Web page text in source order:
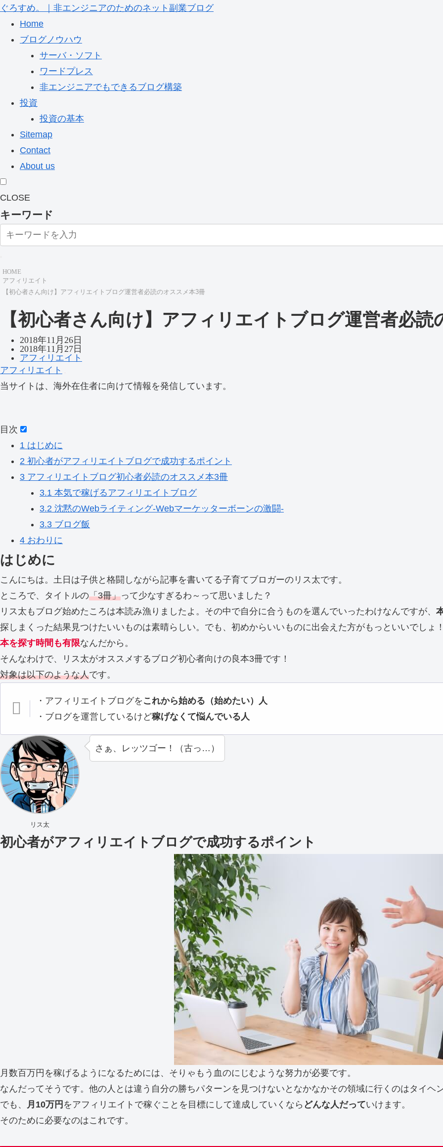
ぐろすめ。｜非エンジニアのためのネット副業ブログ
Home
ブログノウハウ
サーバ・ソフト
ワードプレス
非エンジニアでもできるブログ構築
投資
投資の基本
Sitemap
Contact
About us
CLOSE
キーワード
HOME
アフィリエイト
【初心者さん向け】アフィリエイトブログ運営者必読のオススメ本3冊
【初心者さん向け】アフィリエイトブログ運営者必
2018年11月26日
2018年11月27日
アフィリエイト
アフィリエイト
当サイトは、海外在住者に向けて情報を発信しています。
目次
1 はじめに
2 初心者がアフィリエイトブログで成功するポイント
3 アフィリエイトブログ初心者必読のオススメ本3冊
3.1 本気で稼げるアフィリエイトブログ
3.2 沈黙のWebライティング-Webマーケッターボーンの激闘-
3.3 ブログ飯
4 おわりに
はじめに
こんにちは。土日は子供と格闘しながら記事を書いてる子育てブロガーのリス太です。
ところで、タイトルの「3冊」って少なすぎるわ～って思いました？
リス太もブログ始めたころは本読み漁りましたよ。その中で自分に合うものを選んでいったわけなんですが、
探しまくった結果見つけたいいものは素晴らしい。でも、初めからいいものに出会えた方がもっといいでしょ
本を探す時間も有限なんだから。
そんなわけで、リス太がオススメするブログ初心者向けの良本3冊です！
対象は以下のような人です。
・アフィリエイトブログを これから始める（始めたい）人
・ブログを運営しているけど稼げなくて悩んでいる人
リス太
さぁ、レッツゴー！（古っ…）
初心者がアフィリエイトブログで成功するポイント
月数百万円を稼げるようになるためには、そりゃもう血のにじむような努力が必要です。
なんだってそうです。他の人とは違う自分の勝ちパターンを見つけないとなかなかその領域に行くのはタイヘ
でも、 月10万円 をアフィリエイトで稼ぐことを目標にして達成していくなら どんな人だっていけます。
そのために必要なのはこれです。